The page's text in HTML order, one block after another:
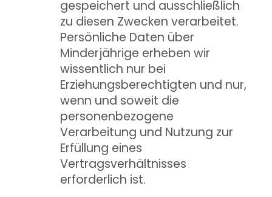
gespeichert und ausschließlich
zu diesen Zwecken verarbeitet.
Persönliche Daten über
Minderjährige erheben wir
wissentlich nur bei
Erziehungsberechtigten und nur,
wenn und soweit die
personenbezogene
Verarbeitung und Nutzung zur
Erfüllung eines
Vertragsverhältnisses
erforderlich ist.